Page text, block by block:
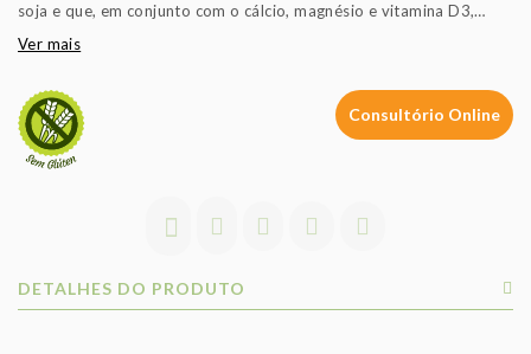
soja e que, em conjunto com o cálcio, magnésio e vitamina D3,
período que antecede e durante a menopausa.
manutenção de ossos normais. A Vitamina D3 contribui para a
normal absorção do cálcio.
Ver mais
Consultório Online
DETALHES DO PRODUTO